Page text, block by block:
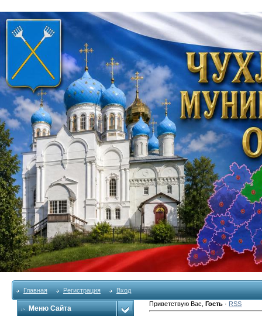
Главная Регистрация Вход
Меню Сайта
Приветствую Вас ,Гость · RSS